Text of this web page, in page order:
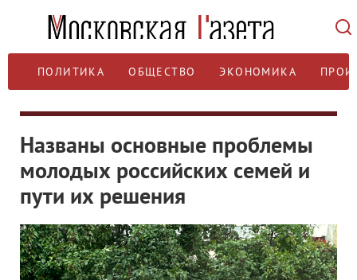
ПОЛИТИКА ОБЩЕСТВО ЭКОНОМИКА
Названы основные проблемы
молодых российских семей и
пути их решения